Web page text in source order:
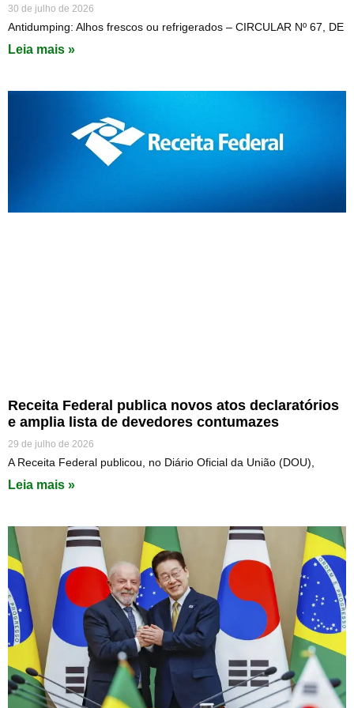
30 de julho de 2026
Antidumping: Alhos frescos ou refrigerados – CIRCULAR Nº 67, DE
Leia mais »
Receita Federal publica novos atos declaratórios
e amplia lista de devedores contumazes
29 de julho de 2026
A Receita Federal publicou, no Diário Oficial da União (DOU),
Leia mais »